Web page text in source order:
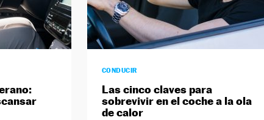
CONDUCIR
Las cinco claves para
sobrevivir en el coche a la ola
de calor